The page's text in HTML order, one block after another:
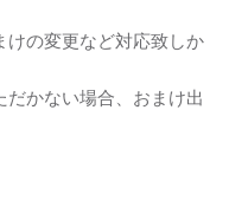
けの変更など対応致しか
かない場合、おまけ出